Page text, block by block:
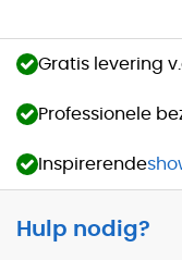
Gratis levering
Professionele
Inspirerende
Hulp nodig?